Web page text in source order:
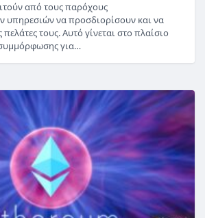
από τους παρόχους
υπηρεσιών να προσδιορίσουν και να
τους. Αυτό γίνεται στο πλαίσιο
για…